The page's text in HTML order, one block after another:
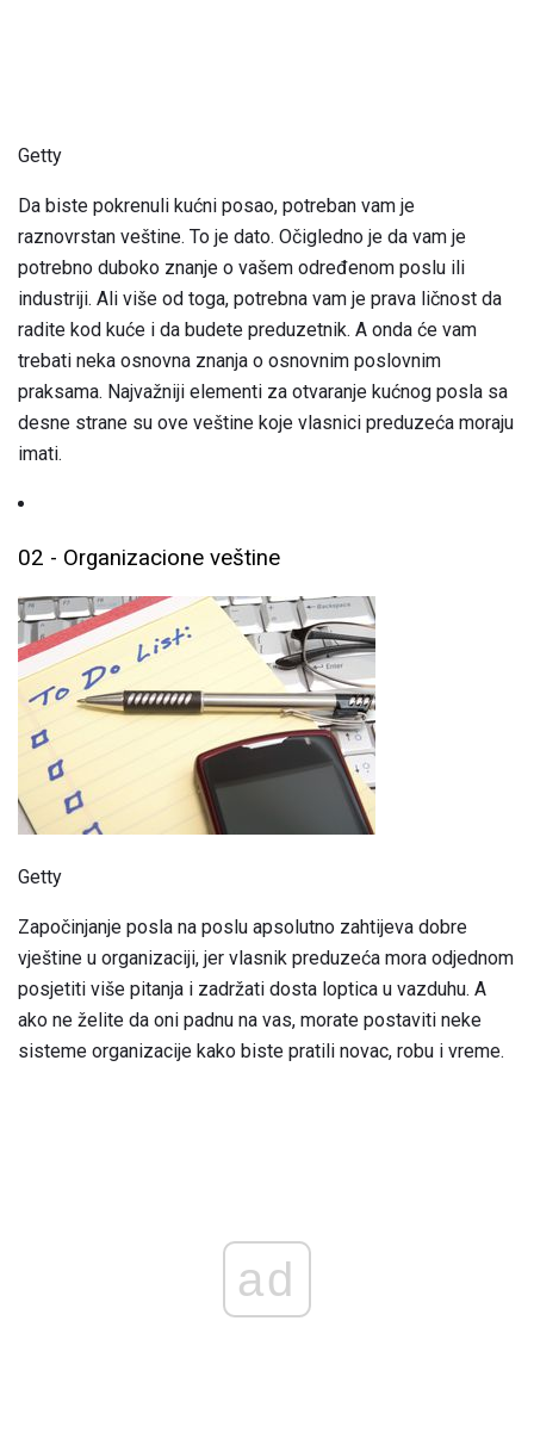
Getty
Da biste pokrenuli kućni posao, potreban vam je
raznovrstan veštine. To je dato. Očigledno je da vam je
potrebno duboko znanje o vašem određenom poslu ili
industriji. Ali više od toga, potrebna vam je prava ličnost da
radite kod kuće i da budete preduzetnik. A onda će vam
trebati neka osnovna znanja o osnovnim poslovnim
praksama. Najvažniji elementi za otvaranje kućnog posla sa
desne strane su ove veštine koje vlasnici preduzeća moraju
imati.
02 - Organizacione veštine
Getty
Započinjanje posla na poslu apsolutno zahtijeva dobre
vještine u organizaciji, jer vlasnik preduzeća mora odjednom
posjetiti više pitanja i zadržati dosta loptica u vazduhu. A
ako ne želite da oni padnu na vas, morate postaviti neke
sisteme organizacije kako biste pratili novac, robu i vreme.
ad